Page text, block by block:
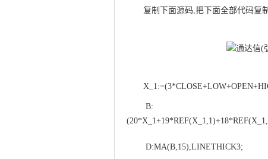
复制下面源码,把下面全部代码复
B:
D:MA(B,15),LINETHICK3;